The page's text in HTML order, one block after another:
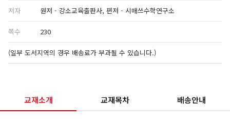
저자 원저 - 강소교육출판사, 편저 - 시매쓰수학연구소
쪽수 230
(일부 도서지역의 경우 배송료가 부과될 수 있습니다.)
교재소개 교재목차 배송안내